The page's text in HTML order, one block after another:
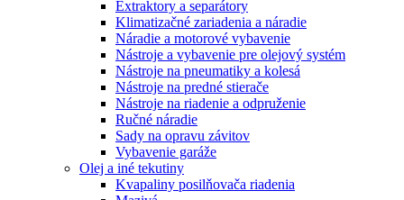
Extraktory a separátory
Klimatizačné zariadenia a náradie
Náradie a motorové vybavenie
Nástroje a vybavenie pre olejový systém
Nástroje na pneumatiky a kolesá
Nástroje na predné stierače
Nástroje na riadenie a odpruženie
Ručné náradie
Sady na opravu závitov
Vybavenie garáže
Olej a iné tekutiny
Kvapaliny posilňovača riadenia